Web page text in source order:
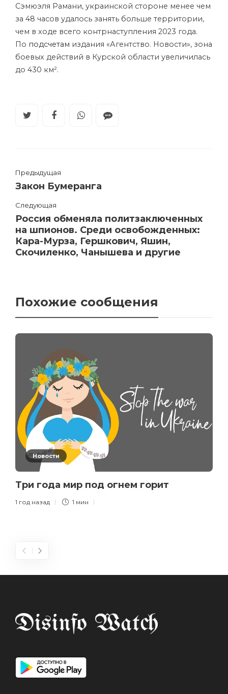
Сэмюэля Рамани, украинской стороне менее чем
за 48 часов удалось занять больше территории,
чем в ходе всего контрнаступления 2023 года.
По подсчетам издания «Агентство. Новости», зона
боевых действий в Курской области увеличилась
до 430 км².
Предыдущая
Закон Бумеранга
Следующая
Россия обменяла политзаключенных
на шпионов. Среди освобожденных:
Кара-Мурза, Гершкович, Яшин,
Скочиленко, Чанышева и другие
Похожие сообщения
Новости
Три года мир под огнем горит
1 год назад 1 мин